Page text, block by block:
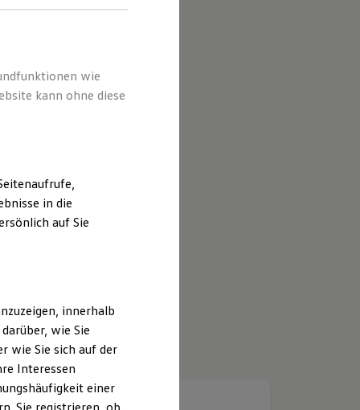
wie
kann ohne diese
in die
auf Sie
innerhalb
wie Sie
wie Sie sich auf der
Interessen
einer
Sie registrieren, ob